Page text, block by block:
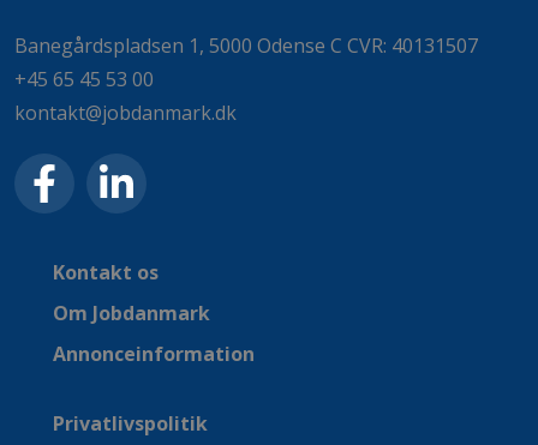
Banegårdspladsen 1, 5000 Odense C CVR: 40131507
+45 65 45 53 00
kontakt@jobdanmark.dk
Kontakt os
Om Jobdanmark
Annonceinformation
Privatlivspolitik